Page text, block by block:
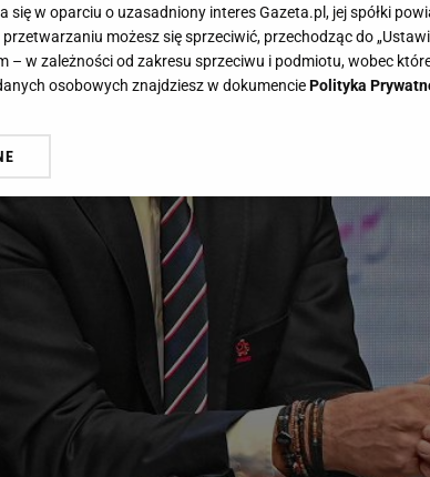
się w oparciu o uzasadniony interes Gazeta.pl, jej spółki
możesz się sprzeciwić, przechodząc do
– w zależności od zakresu sprzeciwu i podmiotu, wobec
osobowych znajdziesz w dokumenciePolityka
na zainstalowanie i przechowywanie plików cookie
Twoim urządzeniu końcowym. Możesz w każdej chwili
narzędzie do zarządzania twoimi preferencjami dot.
w stopce serwisu i przechodząc do „Ustawień
ustawień przeglądarki.
możemy przetwarzać dane osobowe w następujących
Aktywne skanowanie charakterystyki urządzenia
lub dostęp do nich. Spersonalizowane reklamy i treści,
Lista Zaufanych Partnerów